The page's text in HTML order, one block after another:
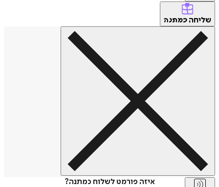
שליחה כמתנה
איזה פורמט לשלוח כמתנה?